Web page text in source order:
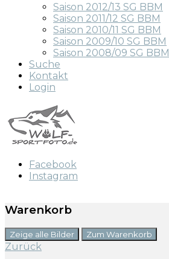
Saison 2012/13 SG BBM
Saison 2011/12 SG BBM
Saison 2010/11 SG BBM
Saison 2009/10 SG BBM
Saison 2008/09 SG BBM
Suche
Kontakt
Login
Facebook
Instagram
Warenkorb
Zeige alle Bilder Zum Warenkorb
Zurück